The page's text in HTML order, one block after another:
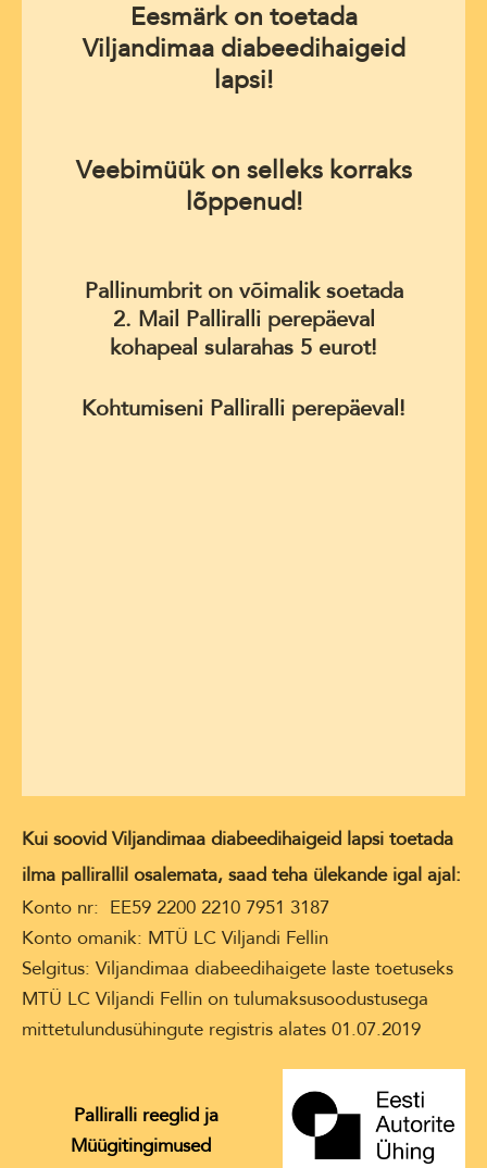
Eesmärk on toetada
Viljandimaa diabeedihaigeid
lapsi!
Veebimüük on selleks korraks
lõppenud!
Pallinumbrit on võimalik soetada
2. Mail Palliralli perepäeval
kohapeal sularahas 5 eurot!
Kohtumiseni Palliralli perepäeval!
Kui soovid Viljandimaa diabeedihaigeid lapsi toetada
ilma pallirallil osalemata, saad teha ülekande igal ajal:
Konto nr: EE59 2200 2210 7951 3187
Konto omanik: MTÜ LC Viljandi Fellin
Selgitus: Viljandimaa diabeedihaigete laste toetuseks
MTÜ LC Viljandi Fellin on tulumaksusoodustusega
mittetulundusühingute registris alates 01.07.2019
Palliralli reeglid ja
Müügitingimused